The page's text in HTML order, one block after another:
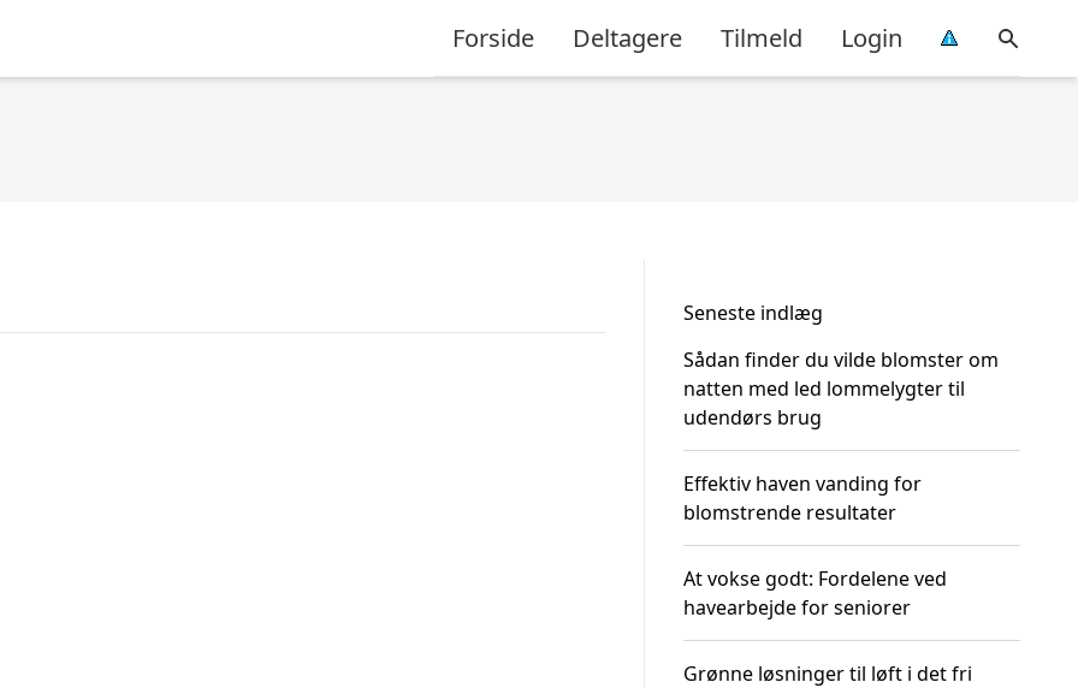
Forside Deltagere Tilmeld Login
Seneste indlæg
Sådan finder du vilde blomster om
natten med led lommelygter til
udendørs brug
Effektiv haven vanding for
blomstrende resultater
At vokse godt: Fordelene ved
havearbejde for seniorer
Grønne løsninger til løft i det fri